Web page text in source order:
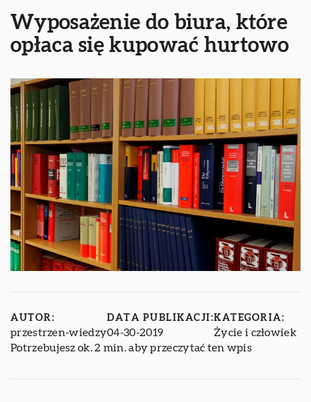
Wyposażenie do biura, które
opłaca się kupować hurtowo
AUTOR:
przestrzen-wiedzy
DATA PUBLIKACJI:
04-30-2019
KATEGORIA:
Życie i człowiek
Potrzebujesz ok. 2 min. aby przeczytać ten wpis